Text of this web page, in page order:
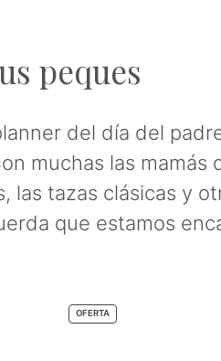
peques
del día del
muchas las mamás
las tazas clásicas y
que estamos
OFERTAPRODUCTO
EN